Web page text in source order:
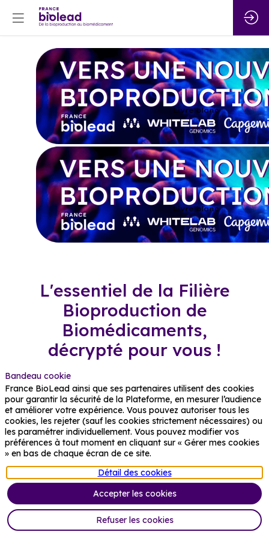
L'essentiel de la Filière
Bioproduction de
Biomédicaments,
décrypté pour vous !
🧭 Gagnez du temps et accédez en un coup
d’œil aux informations essentielles de la Filière.
Ce condensé vous offre une vision claire et
structurée des dernières actualités, avancées et
tendances du secteur. Une veille qualitative,
centralisée et facile d’accès, pour rester informé
sans avoir à chercher.
Vous êtes membre de France BioLead ?
Accédez à une veille exclusive avec la newsletter
mensuelle dédiée.
Les Actualités de
Bandeau cookie
France BioLead ainsi que ses partenaires utilisent des cookies
pour garantir la sécurité de la Plateforme, en mesurer l’audience
et améliorer votre expérience. Vous pouvez autoriser tous les
cookies, les rejeter (sauf les cookies strictement nécessaires) ou
les paramétrer individuellement. Vous pouvez modifier vos
préférences à tout moment en cliquant sur « Gérer mes cookies
» en bas de chaque écran de ce site.
Détail des cookies
Accepter les cookies
Refuser les cookies